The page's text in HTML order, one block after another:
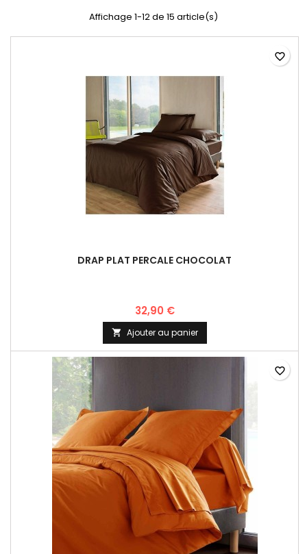
Affichage 1-12 de 15 article(s)
DRAP PLAT PERCALE CHOCOLAT
32,90 €
 Ajouter au panier
favorite_border
favorite_border